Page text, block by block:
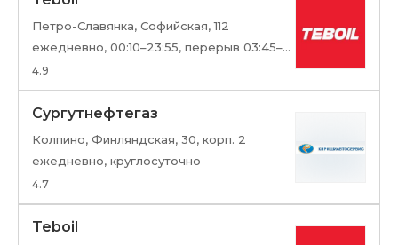
Петро-Славянка, Софийская, 112
ежедневно, 00:10–23:55, перерыв 03:45–04:00
4.9
Сургутнефтегаз
Колпино, Финляндская, 30, корп. 2
ежедневно, круглосуточно
4.7
Teboil